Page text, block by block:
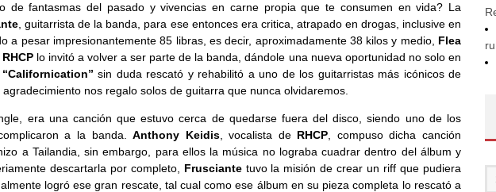
de fantasmas del pasado y vivencias en carne propia que te consumen en vida? La
, guitarrista de la banda, para ese entonces era critica, atrapado en drogas, inclusive en
a pesar impresionantemente 85 libras, es decir, aproximadamente 38 kilos y medio, Flea
RHCPlo invitó a volver a ser parte de la banda, dándole una nueva oportunidad no solo en
“Californication” sin duda rescató y rehabilitó a uno de los guitarristas más icónicos de
nos regalo solos de guitarra que nunca olvidaremos.
era una canción que estuvo cerca de quedarse fuera del disco, siendo uno de los
a la banda.Anthony Keidis, vocalista de RHCP , compuso dicha canción
a Tailandia, sin embargo, para ellos la música no lograba cuadrar dentro del álbum y
descartarla por completo, Frusciantetuvo la misión de crear un riff que pudiera
logró ese gran rescate, tal cual como ese álbum en su pieza completa lo rescató a